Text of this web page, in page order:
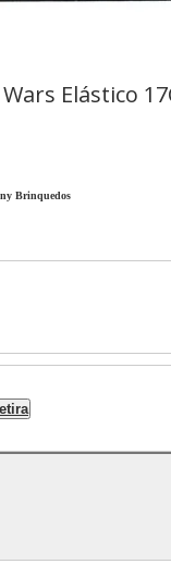
Elástico
Brinquedos